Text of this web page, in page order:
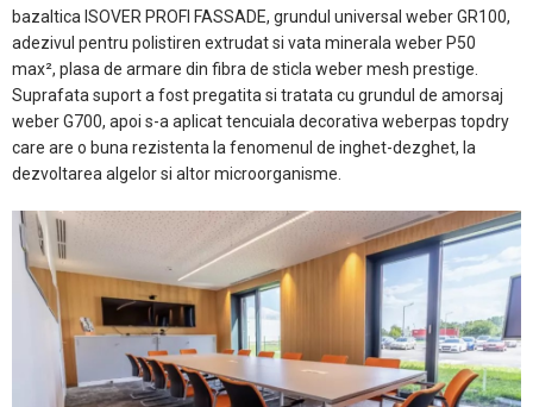
bazaltica ISOVER PROFI FASSADE, grundul universal weber GR100,
adezivul pentru polistiren extrudat si vata minerala weber P50
max², plasa de armare din fibra de sticla weber mesh prestige.
Suprafata suport a fost pregatita si tratata cu grundul de amorsaj
weber G700, apoi s-a aplicat tencuiala decorativa weberpas topdry
care are o buna rezistenta la fenomenul de inghet-dezghet, la
dezvoltarea algelor si altor microorganisme.